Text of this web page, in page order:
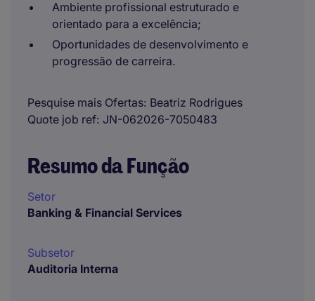
Ambiente profissional estruturado e
orientado para a excelência;
Oportunidades de desenvolvimento e
progressão de carreira.
Pesquise mais Ofertas Beatriz Rodrigues
Quote job ref JN-062026-7050483
Resumo da Função
Setor
Banking & Financial Services
Subsetor
Auditoria Interna